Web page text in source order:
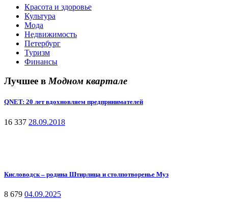
Красота и здоровье
Культура
Мода
Недвижимость
Петербург
Туризм
Финансы
Лучшее вМодном квартале
QNET: 20 лет вдохновляем предпринимателей
16 337 28.09.2018
Кисловодск – родина Штирлица и столпотворенье Муз
8 679 04.09.2025